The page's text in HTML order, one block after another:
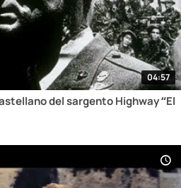
04:57
del sargento Highway “El